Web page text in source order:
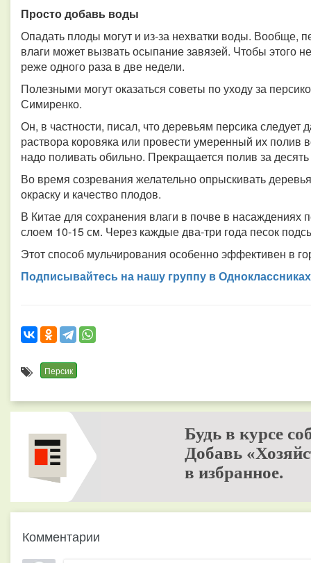
Просто добавь воды
Опадать плоды могут и из-за нехватки воды. Вообще,
влаги может вызвать осыпание завязей. Чтобы этого
реже одного раза в две недели.
Полезными могут оказаться советы по уходу за
Симиренко.
Он, в частности, писал, что деревьям персика следует
раствора коровяка или провести умеренный их полив
надо поливать обильно. Прекращается полив за
Во время созревания желательно опрыскивать
окраску и качество плодов.
В Китае для сохранения влаги в почве в насаждениях
слоем 10-15 см. Через каждые два-три года песок
Этот способ мульчирования особенно эффективен в
Подписывайтесь на нашу группу в Одноклассниках
Персик
Будь в курсе
Добавь
в избранное.
Комментарии